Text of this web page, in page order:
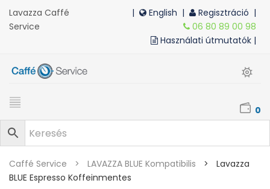
Lavazza Caffé
Service
| Regisztráció |
|
English
06 80 89 00 98
Használati útmutatók |
0
Caffé Service > LAVAZZA BLUE Kompatibilis >
Lavazza
BLUE Espresso Koffeinmentes